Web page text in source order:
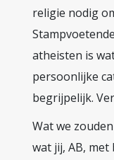
religie nodig
atheisten is
persoonlijke
begrijpelijk.
Wat we
wat jij, AB,